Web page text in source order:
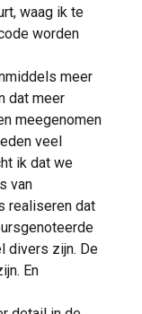
waag ik te
worden
meer
dat meer
meegenomen
veel
ik dat we
van
realiseren dat
divers zijn. De
En